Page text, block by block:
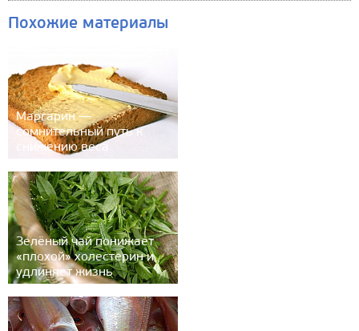
Похожие материалы
Маргарин —
сомнительный путь к
снижению веса
Зелёный чай понижает
«плохой» холестерин и
удлиняет жизнь